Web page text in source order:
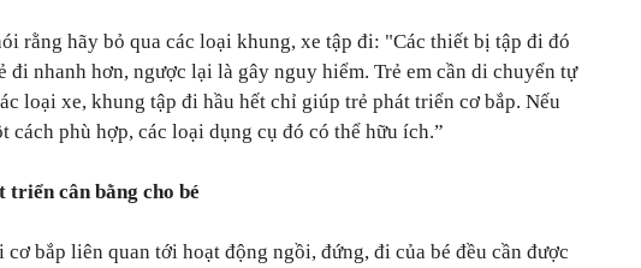
rằng hãy bỏ qua các loại khung, xe tập đi: "Các thiết bị tập đi đó
đi nhanh hơn, ngược lại là gây nguy hiểm. Trẻ em cần di chuyển tự
loại xe, khung tập đi hầu hết chỉ giúp trẻ phát triển cơ bắp. Nếu
cách phù hợp, các loại dụng cụ đó có thể hữu ích.”
triển cân bằng cho bé
cơ bắp liên quan tới hoạt động ngồi, đứng, đi của bé đều cần được